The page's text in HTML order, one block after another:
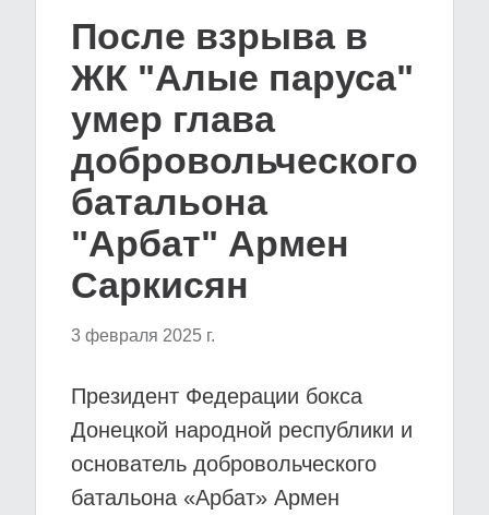
После взрыва в
ЖК "Алые паруса"
умер глава
добровольческого
батальона
"Арбат" Армен
Саркисян
3 февраля 2025 г.
Президент Федерации бокса
Донецкой народной республики и
основатель добровольческого
батальона «Арбат» Армен